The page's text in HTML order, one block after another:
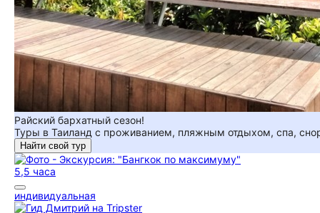
Райский бархатный сезон!
Туры в Таиланд с проживанием, пляжным отдыхом, спа,
Найти свой тур
5,5 часа
индивидуальная